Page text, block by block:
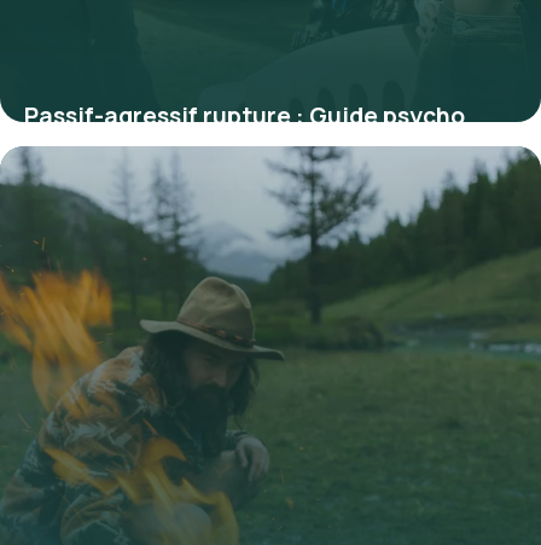
Passif-agressif rupture : Guide psycho
30 juin 2026